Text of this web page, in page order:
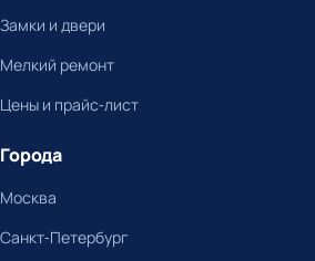
Замки и двери
Мелкий ремонт
Цены и прайс-лист
Города
Москва
Санкт-Петербург